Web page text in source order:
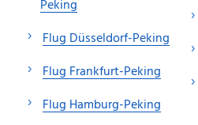
Peking
Flug Düsseldorf-Peking
Flug Frankfurt-Peking
Flug Hamburg-Peking